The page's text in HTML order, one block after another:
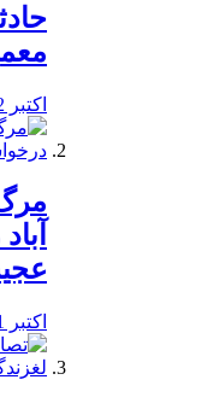
اکتبر 22, 2019
اکتبر 21, 2019